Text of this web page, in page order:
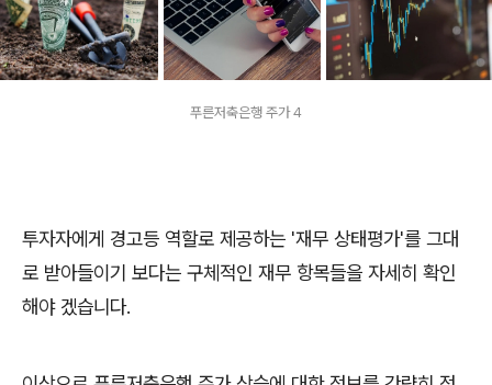
푸른저축은행 주가 4
투자자에게 경고등 역할로 제공하는 '재무 상태평가'를 그대
로 받아들이기 보다는 구체적인 재무 항목들을 자세히 확인
해야 겠습니다.